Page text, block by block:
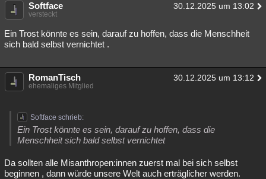
Softface 30.12.2025 um 13:02
versteckt
Ein Trost könnte es sein, darauf zu hoffen, dass die Menschheit
sich bald selbst vernichtet .
RomanTisch 30.12.2025 um 13:12
ehemaliges Mitglied
Softface schrieb:
Ein Trost könnte es sein, darauf zu hoffen, dass die
Menschheit sich bald selbst vernichtet
Da sollten alle Misanthropen:innen zuerst mal bei sich selbst
beginnen , dann würde unsere Welt auch erträglicher werden.